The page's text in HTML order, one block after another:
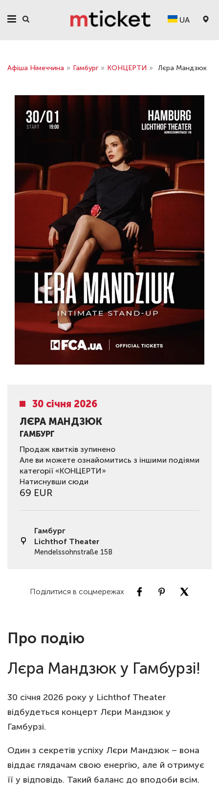
UA
Афіша Німеччина » Гамбург » КОНЦЕРТИ » Лєра Мандзюк
30 січня 2026
ЛЄРА МАНДЗЮК
ГАМБУРГ
Продаж квитків зупинено
Але ви можете ознайомитись з іншими подіями
категорії «КОНЦЕРТИ»
Натиснувши сюди
69 EUR
Гамбург
Lichthof Theater
Mendelssohnstraße 15B
Поділитися в соцмережах
Про подію
Лєра Мандзюк у Гамбурзі!
30 січня 2026 року у Lichthof Theater
відбудеться концерт Лєри Мандзюк у
Гамбурзі.
Один з секретів успіху Лєри Мандзюк – вона
віддає глядачам свою енергію, але й отримує
її у відповідь. Такий баланс до вподоби всім.